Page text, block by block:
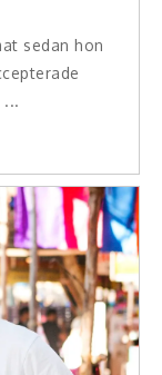
sedan hon
...